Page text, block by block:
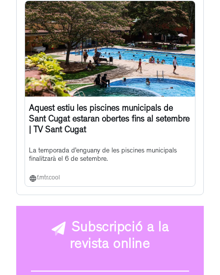
Aquest estiu les piscines municipals de
Sant Cugat estaran obertes fins al setembre
| TV Sant Cugat
La temporada d’enguany de les piscines municipals
finalitzarà el 6 de setembre.
f.mtr.cool
Subscripció a la
revista online